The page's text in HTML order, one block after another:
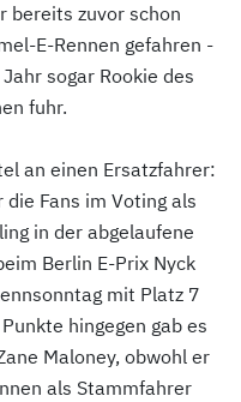
bereits zuvor schon
E-Rennen gefahren -
sogar Rookie des
fuhr.
an einen Ersatzfahrer:
Fans im Voting als
in der abgelaufene
Berlin E-Prix Nyck
mit Platz 7
hingegen gab es
Maloney, obwohl er
als Stammfahrer